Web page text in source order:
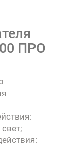
ПРО